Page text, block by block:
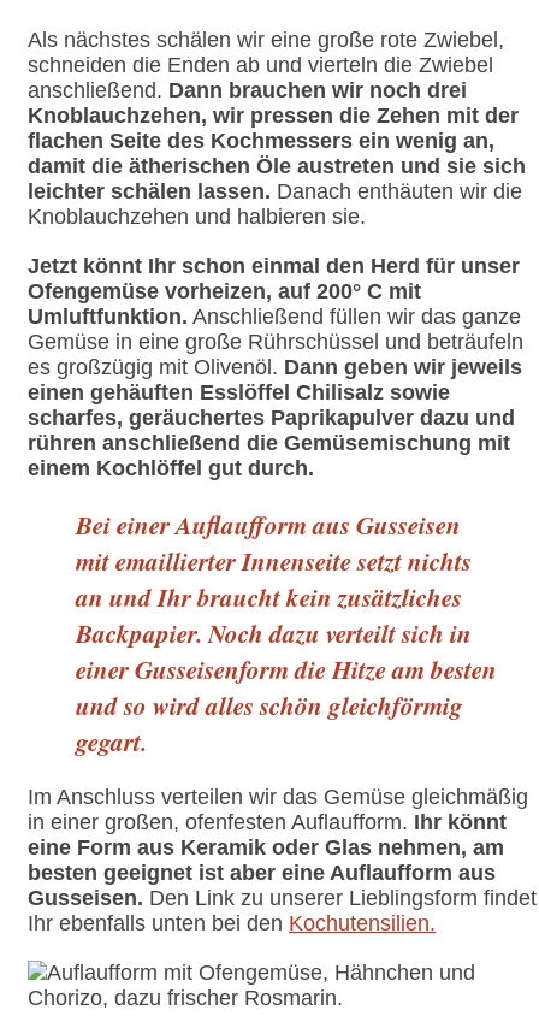
Als nächstes schälen wir eine große rote Zwiebel,
schneiden die Enden ab und vierteln die Zwiebel
anschließend. Dann brauchen wir noch drei
Knoblauchzehen, wir pressen die Zehen mit der
flachen Seite des Kochmessers ein wenig an,
damit die ätherischen Öle austreten und sie sich
leichter schälen lassen. Danach enthäuten wir die
Knoblauchzehen und halbieren sie.
Jetzt könnt Ihr schon einmal den Herd für unser
Ofengemüse vorheizen, auf 200° C mit
Umluftfunktion. Anschließend füllen wir das ganze
Gemüse in eine große Rührschüssel und beträufeln
es großzügig mit Olivenöl. Dann geben wir jeweils
einen gehäuften Esslöffel Chilisalz sowie
scharfes, geräuchertes Paprikapulver dazu und
rühren anschließend die Gemüsemischung mit
einem Kochlöffel gut durch.
Bei einer Auflaufform aus Gusseisen
mit emaillierter Innenseite setzt nichts
an und Ihr braucht kein zusätzliches
Backpapier. Noch dazu verteilt sich in
einer Gusseisenform die Hitze am besten
und so wird alles schön gleichförmig
gegart.
Im Anschluss verteilen wir das Gemüse gleichmäßig
in einer großen, ofenfesten Auflaufform. Ihr könnt
eine Form aus Keramik oder Glas nehmen, am
besten geeignet ist aber eine Auflaufform aus
Gusseisen. Den Link zu unserer Lieblingsform findet
Ihr ebenfalls unten bei den Kochutensilien.